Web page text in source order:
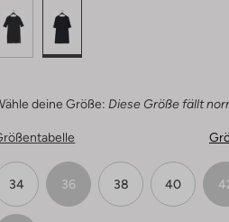
deine Größe: Diese Größe fällt
34 36 38 40